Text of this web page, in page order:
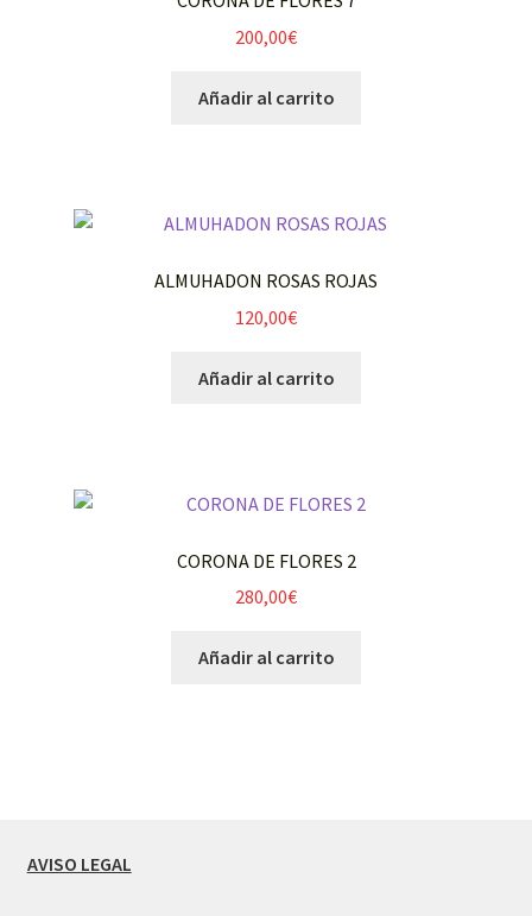
200,00€
Añadir al carrito
ALMUHADON ROSAS ROJAS
120,00€
Añadir al carrito
CORONA DE FLORES 2
280,00€
Añadir al carrito
AVISO LEGAL